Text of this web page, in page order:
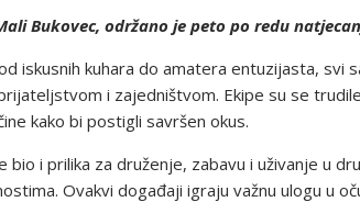
Bukovec, održano je peto po redu
iskusnih kuhara do amatera entuzijasta,
i zajedništvom. Ekipe su se
kako bi postigli savršen okus.
i prilika za druženje, zabavu i uživanje u
Ovakvi događaji igraju važnu ulogu u